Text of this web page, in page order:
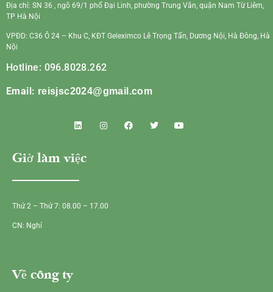
Địa chỉ: SN 36 , ngõ 69/1 phố Đại Linh, phường Trung Văn, quận Nam Từ Liêm,
TP Hà Nội
VPĐD: C36 Ô 24 – Khu C, KĐT Geleximco Lê Trọng Tấn, Dương Nội, Hà Đông, Hà
Nội
Hotline: 096.8028.262
Email: reisjsc2024@gmail.com
Giờ làm việc
Thứ 2 – Thứ 7: 08.00 – 17.00
CN: Nghỉ
Về công ty